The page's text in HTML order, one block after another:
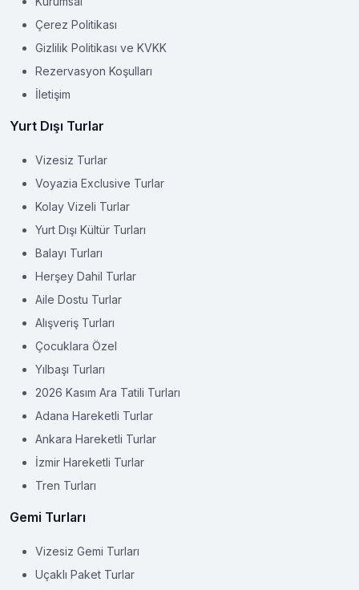
Çerez Politikası
Gizlilik Politikası ve KVKK
Rezervasyon Koşulları
İletişim
Yurt Dışı Turlar
Vizesiz Turlar
Voyazia Exclusive Turlar
Kolay Vizeli Turlar
Yurt Dışı Kültür Turları
Balayı Turları
Herşey Dahil Turlar
Aile Dostu Turlar
Alışveriş Turları
Çocuklara Özel
Yılbaşı Turları
2026 Kasım Ara Tatili Turları
Adana Hareketli Turlar
Ankara Hareketli Turlar
İzmir Hareketli Turlar
Tren Turları
Gemi Turları
Vizesiz Gemi Turları
Uçaklı Paket Turlar